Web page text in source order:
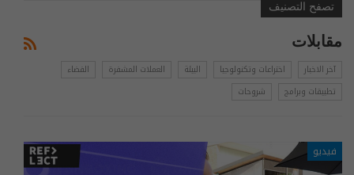
تصفح التصنيف
مقابلات
آخر الاخبار اختراعات وتكنولوجيا البيئة العملات المشفرة
الفضاء
تطبيقات وبرامج
شروحات
فيديو